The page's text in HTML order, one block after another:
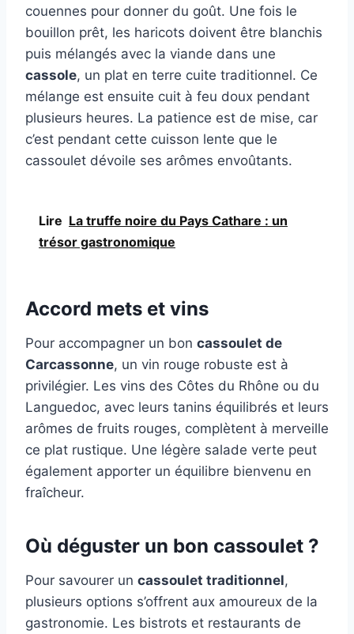
couennes pour donner du goût. Une fois le
bouillon prêt, les haricots doivent être blanchis
puis mélangés avec la viande dans une
cassole, un plat en terre cuite traditionnel. Ce
mélange est ensuite cuit à feu doux pendant
plusieurs heures. La patience est de mise, car
c’est pendant cette cuisson lente que le
cassoulet dévoile ses arômes envoûtants.
Lire La truffe noire du Pays Cathare : un
trésor gastronomique
Accord mets et vins
Pour accompagner un bon cassoulet de
Carcassonne, un vin rouge robuste est à
privilégier. Les vins des Côtes du Rhône ou du
Languedoc, avec leurs tanins équilibrés et leurs
arômes de fruits rouges, complètent à merveille
ce plat rustique. Une légère salade verte peut
également apporter un équilibre bienvenu en
fraîcheur.
Où déguster un bon cassoulet ?
Pour savourer un cassoulet traditionnel,
plusieurs options s’offrent aux amoureux de la
gastronomie. Les bistrots et restaurants de